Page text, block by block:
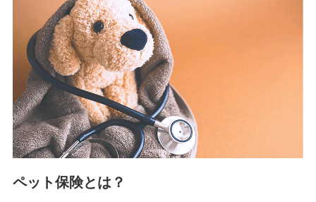
日本生命保険相互会社
（https://www.nissay.co.jp）
はなさく生命保険株式会社
（https://www.life8739.co.jp/）
マニュライフ生命保険株式会社
（https://www.manulife.co.jp/）
三井住友海上あいおい生命保険株式会社
（https://www.msa-life.co.jp/）
メットライフ生命株式会社
(https://www.metlife.co.jp/)
（https://www.medicarelife.com/）
ペット保険とは？